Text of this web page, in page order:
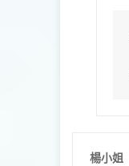
楊小姐